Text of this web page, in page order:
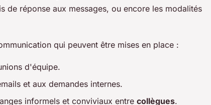
de réponse aux messages, ou encore les modalités
qui peuvent être mises en place :
d'équipe.
et aux demandes internes.
informels et conviviaux entre collègues.